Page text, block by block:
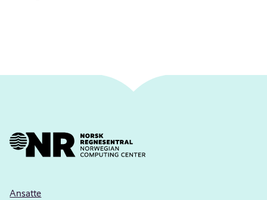
Ansatte